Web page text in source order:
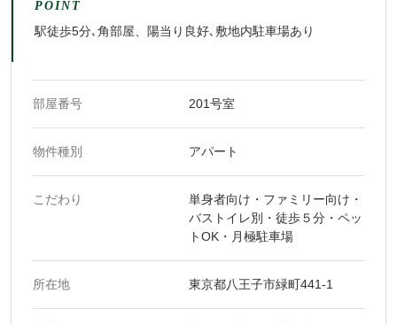
POINT
駅徒歩5分､角部屋、陽当り良好､敷地内駐車場あり
部屋番号 201号室
物件種別 アパート
こだわり
単身者向け・ファミリー向け・
バストイレ別・徒歩５分・ペッ
トOK・月極駐車場
所在地 東京都八王子市緑町441-1